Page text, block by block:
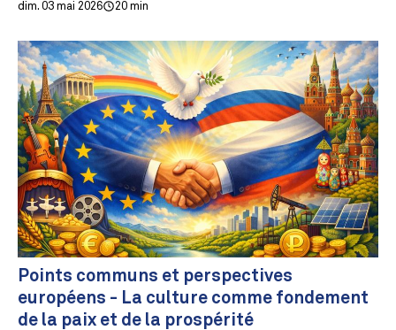
dim. 03 mai 2026 20 min
Points communs et perspectives
européens - La culture comme fondement
de la paix et de la prospérité